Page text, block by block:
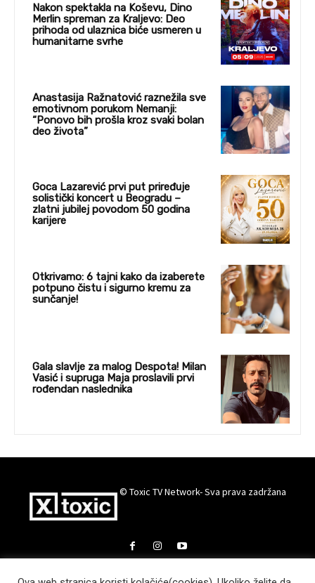
Nakon spektakla na Koševu, Dino
Merlin spreman za Kraljevo: Deo
prihoda od ulaznica biće usmeren u
humanitarne svrhe
Anastasija Ražnatović raznežila sve
emotivnom porukom Nemanji:
“Ponovo bih prošla kroz svaki bolan
deo života”
Goca Lazarević prvi put priređuje
solistički koncert u Beogradu –
zlatni jubilej povodom 50 godina
karijere
Otkrivamo: 6 tajni kako da izaberete
potpuno čistu i sigurno kremu za
sunčanje!
Gala slavlje za malog Despota! Milan
Vasić i supruga Maja proslavili prvi
rođendan naslednika
© Toxic TV Network- Sva prava zadržana